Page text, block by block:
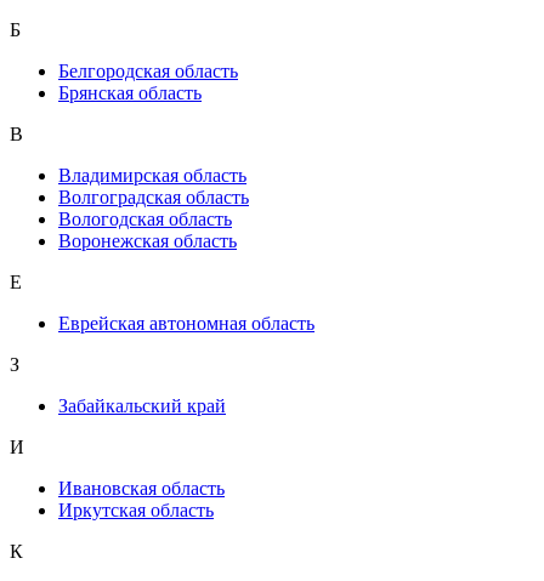
Б
Белгородская область
Брянская область
В
Владимирская область
Волгоградская область
Вологодская область
Воронежская область
Е
Еврейская автономная область
З
Забайкальский край
И
Ивановская область
Иркутская область
К